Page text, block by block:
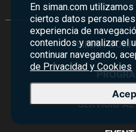
En siman.com
ciertos datos personales
experiencia de
contenidos y analizar el
continuar navegando,
de Privacidad y Cookies
SIMAN
Quiénes
Visión
SERVICIO